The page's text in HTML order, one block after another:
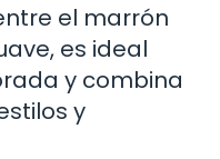
el marrón
es ideal
y combina
y